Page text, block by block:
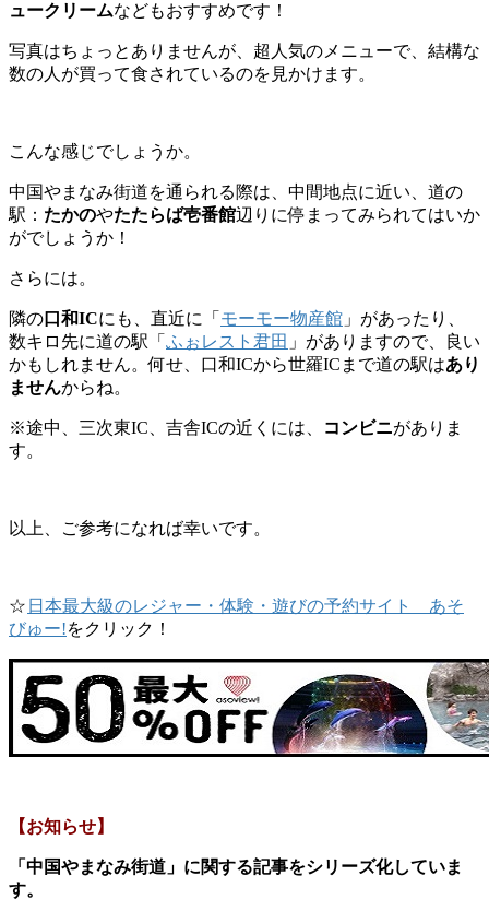
ュークリームなどもおすすめです！
写真はちょっとありませんが、超人気のメニューで、結構な
数の人が買って食されているのを見かけます。
こんな感じでしょうか。
中国やまなみ街道を通られる際は、中間地点に近い、道の
駅： たかのやたたらば壱番館辺りに停まってみられてはいか
がでしょうか！
さらには。
隣の口和ICにも、直近に「 モーモー物産館 」があったり、
数キロ先に道の駅「 ふぉレスト君田 」がありますので、良い
かもしれません。何せ、口和ICから世羅ICまで道の駅はあり
ませんからね。
※途中、三次東IC、吉舎ICの近くには、 コンビニがありま
す。
以上、ご参考になれば幸いです。
☆ 日本最大級のレジャー・体験・遊びの予約サイト あそ
びゅー!をクリック！
【お知らせ】
「中国やまなみ街道」に関する記事をシリーズ化していま
す。